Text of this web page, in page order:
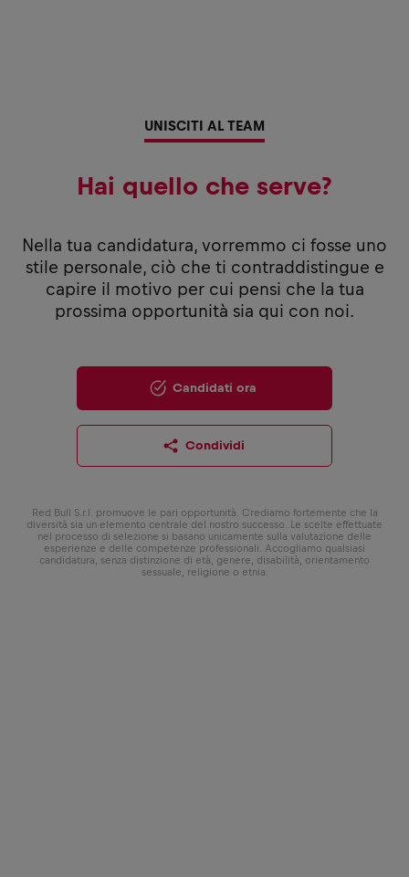
UNISCITI AL TEAM
Hai quello che serve?
Nella tua candidatura, vorremmo ci fosse uno
stile personale, ciò che ti contraddistingue e
capire il motivo per cui pensi che la tua
prossima opportunità sia qui con noi.
Candidati ora
Condividi
Red Bull S.r.l. promuove le pari opportunità. Crediamo fortemente che la
diversità sia un elemento centrale del nostro successo. Le scelte effettuate
nel processo di selezione si basano unicamente sulla valutazione delle
esperienze e delle competenze professionali. Accogliamo qualsiasi
candidatura, senza distinzione di età, genere, disabilità, orientamento
sessuale, religione o etnia.